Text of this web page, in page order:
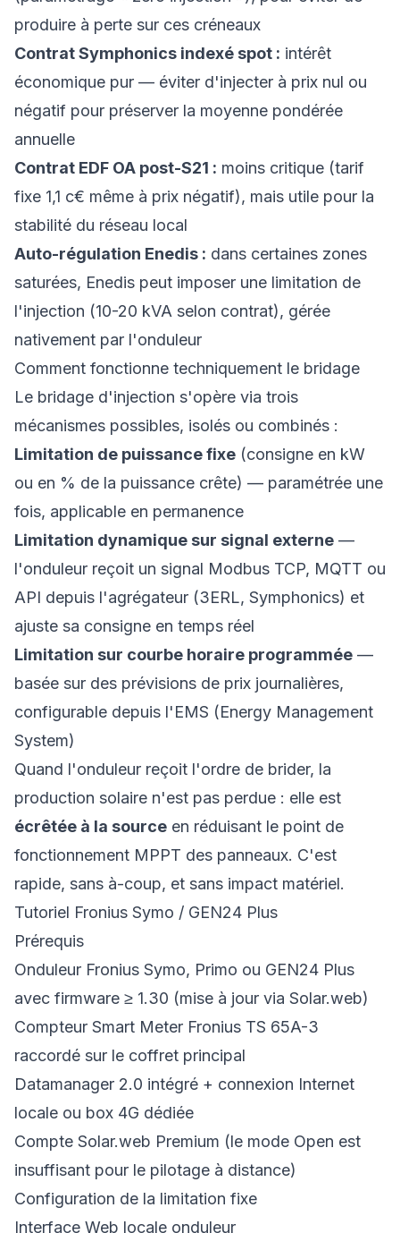
produire à perte sur ces créneaux
Contrat Symphonics indexé spot : intérêt
économique pur — éviter d'injecter à prix nul ou
négatif pour préserver la moyenne pondérée
annuelle
Contrat EDF OA post-S21 : moins critique (tarif
fixe 1,1 c€ même à prix négatif), mais utile pour la
stabilité du réseau local
Auto-régulation Enedis : dans certaines zones
saturées, Enedis peut imposer une limitation de
l'injection (10-20 kVA selon contrat), gérée
nativement par l'onduleur
Comment fonctionne techniquement le bridage
Le bridage d'injection s'opère via trois
mécanismes possibles, isolés ou combinés :
Limitation de puissance fixe (consigne en kW
ou en % de la puissance crête) — paramétrée une
fois, applicable en permanence
Limitation dynamique sur signal externe —
l'onduleur reçoit un signal Modbus TCP, MQTT ou
API depuis l'agrégateur (3ERL, Symphonics) et
ajuste sa consigne en temps réel
Limitation sur courbe horaire programmée —
basée sur des prévisions de prix journalières,
configurable depuis l'EMS (Energy Management
System)
Quand l'onduleur reçoit l'ordre de brider, la
production solaire n'est pas perdue : elle est
écrêtée à la source en réduisant le point de
fonctionnement MPPT des panneaux. C'est
rapide, sans à-coup, et sans impact matériel.
Tutoriel Fronius Symo / GEN24 Plus
Prérequis
Onduleur Fronius Symo, Primo ou GEN24 Plus
avec firmware ≥ 1.30 (mise à jour via Solar.web)
Compteur Smart Meter Fronius TS 65A-3
raccordé sur le coffret principal
Datamanager 2.0 intégré + connexion Internet
locale ou box 4G dédiée
Compte Solar.web Premium (le mode Open est
insuffisant pour le pilotage à distance)
Configuration de la limitation fixe
Interface Web locale onduleur